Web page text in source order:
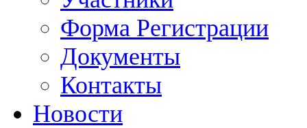
Форма Регистрации
Документы
Контакты
Новости